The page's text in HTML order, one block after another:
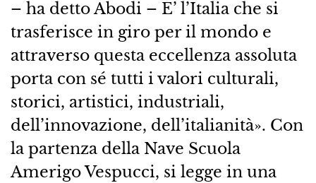
– ha detto Abodi – E’ l’Italia che si
trasferisce in giro per il mondo e
attraverso questa eccellenza assoluta
porta con sé tutti i valori culturali,
storici, artistici, industriali,
dell’innovazione, dell’italianità». Con
la partenza della Nave Scuola
Amerigo Vespucci, si legge in una